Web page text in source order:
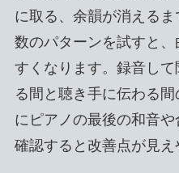
に取る、余韻が消える
数のパターンを試すと
すくなります。録音し
る間と聴き手に伝わる
にピアノの最後の和音
確認すると改善点が見え